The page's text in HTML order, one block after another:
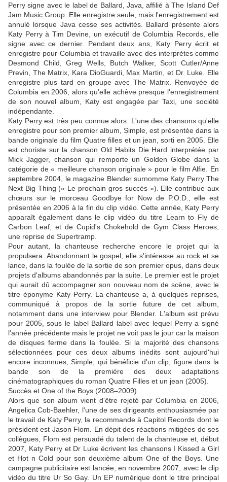
Perry signe avec le label de Ballard, Java, affilié à The Island Def
Jam Music Group. Elle enregistre seule, mais l'enregistrement est
annulé lorsque Java cesse ses activités. Ballard présente alors
Katy Perry à Tim Devine, un exécutif de Columbia Records, elle
signe avec ce dernier. Pendant deux ans, Katy Perry écrit et
enregistre pour Columbia et travaille avec des interprètes comme
Desmond Child, Greg Wells, Butch Walker, Scott Cutler/Anne
Previn, The Matrix, Kara DioGuardi, Max Martin, et Dr. Luke. Elle
enregistre plus tard en groupe avec The Matrix. Renvoyée de
Columbia en 2006, alors qu'elle achève presque l'enregistrement
de son nouvel album, Katy est engagée par Taxi, une société
indépendante.
Katy Perry est très peu connue alors. L'une des chansons qu'elle
enregistre pour son premier album, Simple, est présentée dans la
bande originale du film Quatre filles et un jean, sorti en 2005. Elle
est choriste sur la chanson Old Habits Die Hard interprétée par
Mick Jagger, chanson qui remporte un Golden Globe dans la
catégorie de « meilleure chanson originale » pour le film Alfie. En
septembre 2004, le magazine Blender surnomme Katy Perry The
Next Big Thing (« Le prochain gros succès »). Elle contribue aux
chœurs sur le morceau Goodbye for Now de P.O.D., elle est
présentée en 2006 à la fin du clip vidéo. Cette année, Katy Perry
apparaît également dans le clip vidéo du titre Learn to Fly de
Carbon Leaf, et de Cupid's Chokehold de Gym Class Heroes,
une reprise de Supertramp.
Pour autant, la chanteuse recherche encore le projet qui la
propulsera. Abandonnant le gospel, elle s'intéresse au rock et se
lance, dans la foulée de la sortie de son premier opus, dans deux
projets d'albums abandonnés par la suite. Le premier est le projet
qui aurait dû accompagner son nouveau nom de scène, avec le
titre éponyme Katy Perry. La chanteuse a, à quelques reprises,
communiqué à propos de la sortie future de cet album,
notamment dans une interview pour Blender. L'album est prévu
pour 2005, sous le label Ballard label avec lequel Perry a signé
l'année précédente mais le projet ne voit pas le jour car la maison
de disques ferme dans la foulée. Si la majorité des chansons
sélectionnées pour ces deux albums inédits sont aujourd'hui
encore inconnues, Simple, qui bénéficie d'un clip, figure dans la
bande son de la première des deux adaptations
cinématographiques du roman Quatre Filles et un jean (2005).
Succès et One of the Boys (2008–2009)
Alors que son album vient d'être rejeté par Columbia en 2006,
Angelica Cob-Baehler, l'une de ses dirigeants enthousiasmée par
le travail de Katy Perry, la recommande à Capitol Records dont le
président est Jason Flom. En dépit des réactions mitigées de ses
collègues, Flom est persuadé du talent de la chanteuse et, début
2007, Katy Perry et Dr Luke écrivent les chansons I Kissed a Girl
et Hot n Cold pour son deuxième album One of the Boys. Une
campagne publicitaire est lancée, en novembre 2007, avec le clip
vidéo du titre Ur So Gay. Un EP numérique dont le titre principal